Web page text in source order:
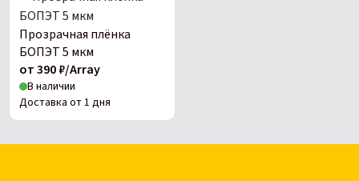
Прозрачная плёнка
БОПЭТ 5 мкм
от 390 ₽/Array
В наличии
Доставка от 1 дня